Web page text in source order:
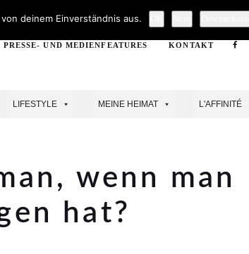
PRESSE- UND MEDIENFEATURES KONTAKT
LIFESTYLE MEINE HEIMAT L'AFFINITÉ
wenn man
hat?
deinem Einverständnis aus.